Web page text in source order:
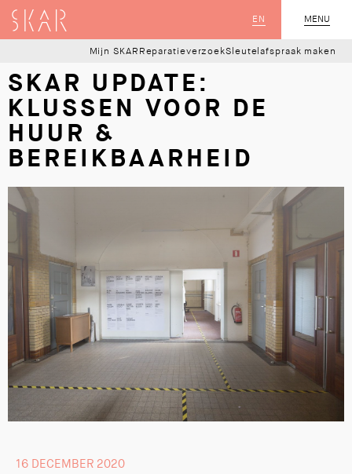
MENU
SLUIT
EN
SKAR
Mijn SKAR ReparatieverzoekSleutelafspraak maken
SKAR UPDATE:
KLUSSEN VOOR DE
HUUR &
BEREIKBAARHEID
16 DECEMBER 2020